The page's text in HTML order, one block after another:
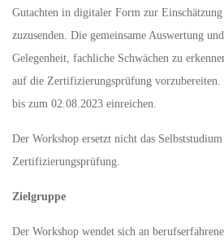
Gutachten in digitaler Form zur
zuzusenden. Die gemeinsame Auswertung
Gelegenheit, fachliche Schwächen zu
auf die Zertifizierungsprüfung vorzubereiten.
bis zum 02.08.2023 einreichen.
Der Workshop ersetzt nicht das
Zertifizierungsprüfung.
Zielgruppe
Der Workshop wendet sich an